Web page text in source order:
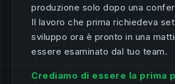
produzione solo dopo una
Il lavoro che prima richiedeva
sviluppo ora è pronto in una
essere esaminato dal tuo team.
Crediamo di essere la prima